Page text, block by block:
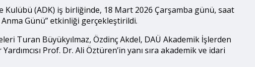
(ADK) iş birliğinde, 18 Mart 2026 Çarşamba günü, saat
Anma Günü” etkinliği gerçekleştirildi.
Turan Büyükyılmaz, Özdinç Akdel, DAÜ Akademik İşlerden
Prof. Dr. Ali Öztüren’in yanı sıra akademik ve idari